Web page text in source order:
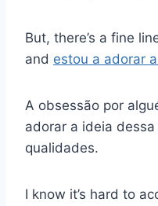
But, there’s a fine
and estou a adorar
A obsessão por
adorar a ideia
qualidades.
I know it’s hard to